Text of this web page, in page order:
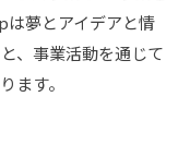
は夢とアイデアと情
、事業活動を通じて
ます。